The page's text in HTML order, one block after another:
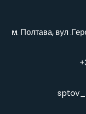
м. Полтава, вул